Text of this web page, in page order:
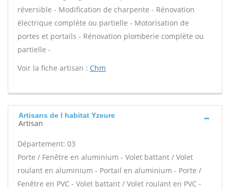
réversible - Modification de charpente - Rénovation
électrique complète ou partielle - Motorisation de
portes et portails - Rénovation plomberie complète ou
partielle -
Voir la fiche artisan : Chm
Artisans de l habitat Yzeure
Artisan
Département: 03
Porte / Fenêtre en aluminium - Volet battant / Volet
roulant en aluminium - Portail en aluminium - Porte /
Fenêtre en PVC - Volet battant / Volet roulant en PVC -